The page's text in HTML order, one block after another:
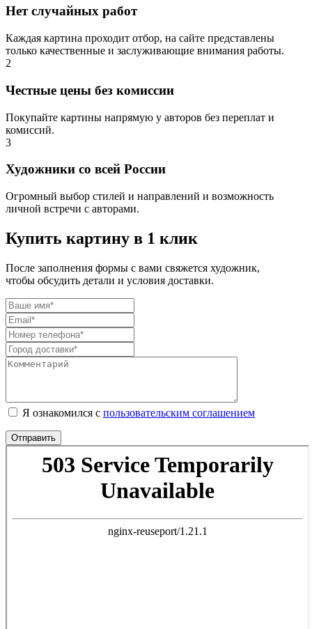
Нет случайных работ
Каждая картина проходит отбор, на сайте представлены
только качественные и заслуживающие внимания работы.
2
Честные цены без комиссии
Покупайте картины напрямую у авторов без переплат и
комиссий.
3
Художники со всей России
Огромный выбор стилей и направлений и возможность
личной встречи с авторами.
Купить картину в 1 клик
После заполнения формы с вами свяжется художник,
чтобы обсудить детали и условия доставки.
Я ознакомился с пользовательским соглашением